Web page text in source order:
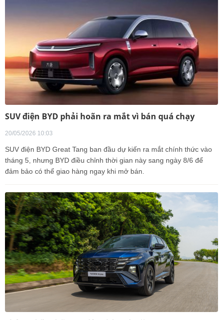
SUV điện BYD phải hoãn ra mắt vì bán quá chạy
20/05/2026 10:03
SUV điện BYD Great Tang ban đầu dự kiến ra mắt chính thức vào
tháng 5, nhưng BYD điều chỉnh thời gian này sang ngày 8/6 để
đảm bảo có thể giao hàng ngay khi mở bán.